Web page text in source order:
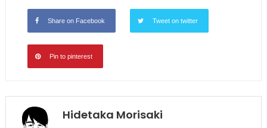
Share on Facebook Tweet on twitter
Pin to pinterest
Hidetaka Morisaki